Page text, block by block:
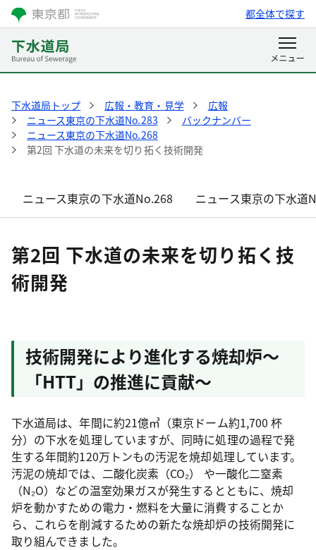
都全体で探す
下水道局トップ 広報・教育・見学
広報
ニュース東京の下水道No.283
バックナンバー
ニュース東京の下水道No.268
第2回 下水道の未来を切り拓く技術開発
ニュース東京の下水道No.268 ニュース東京の下水道
第2回 下水道の未来を切り拓く技
術開発
技術開発により進化する焼却炉～
「HTT」の推進に貢献～
下水道局は、年間に約21億㎥（東京ドーム約1,700 杯
分）の下水を処理していますが、同時に処理の過程で発
生する年間約120万トンもの汚泥を焼却処理しています。
汚泥の焼却では、二酸化炭素（CO₂） や一酸化二窒素
（N₂O）などの温室効果ガスが発生するとともに、焼却
炉を動かすための電力・燃料を大量に消費することか
ら、これらを削減するための新たな焼却炉の技術開発に
取り組んできました。